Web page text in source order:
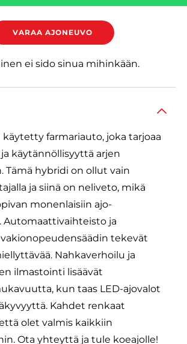
VARAA AJONEUVO
ei sido sinua mihinkään.
käytetty farmariauto, joka tarjoaa
käytännöllisyyttä arjen
Tämä hybridi on ollut vain
ja siinä on neliveto, mikä
monenlaisiin ajo-
Automaattivaihteisto ja
tekevät
Nahkaverhoilu ja
ilmastointi lisäävät
kun taas LED-ajovalot
Kahdet renkaat
olet valmis kaikkiin
Ota yhteyttä ja tule koeajolle!